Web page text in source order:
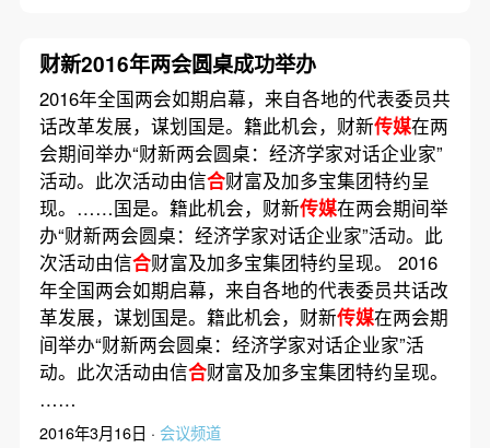
财新2016年两会圆桌成功举办
2016年全国两会如期启幕，来自各地的代表委员共
话改革发展，谋划国是。籍此机会，财新传媒在两
会期间举办“财新两会圆桌：经济学家对话企业家”
活动。此次活动由信合财富及加多宝集团特约呈
现。……国是。籍此机会，财新传媒在两会期间举
办“财新两会圆桌：经济学家对话企业家”活动。此
次活动由信合财富及加多宝集团特约呈现。 2016
年全国两会如期启幕，来自各地的代表委员共话改
革发展，谋划国是。籍此机会，财新传媒在两会期
间举办“财新两会圆桌：经济学家对话企业家”活
动。此次活动由信合财富及加多宝集团特约呈现。
……
2016年3月16日 · 会议频道